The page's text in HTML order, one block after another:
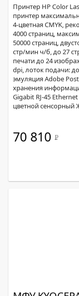
Принтер HP Color
принтер
4-цветная CMYK,
4000 страниц,
50000 страниц,
стр/мин ч/б, до 27
печати до 24
dpi, лоток подачи:
эмуляция Adobe
хранения
Gigabit RJ-45
цветной сенсорный
70 810 Р